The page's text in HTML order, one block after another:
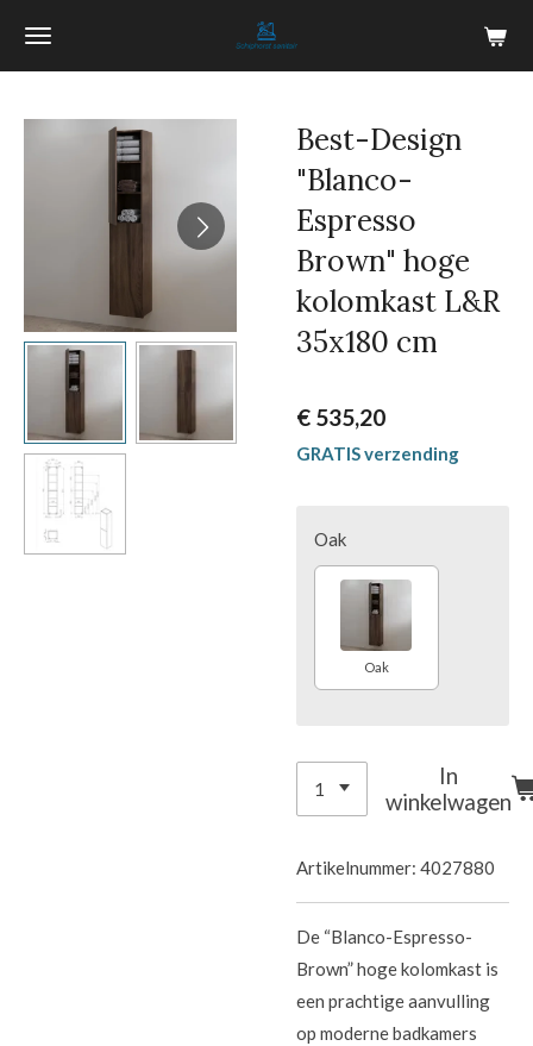
Ga
de
hoofdinhoud
Best-Design
"Blanco-
Espresso
Brown" hoge
kolomkast L&R
35x180 cm
€ 535,20
GRATIS verzending
Oak
Oak
In
winkelwagen
Artikelnummer: 4027880
De “Blanco-Espresso-
Brown” hoge kolomkast is
een prachtige aanvulling
op moderne badkamers